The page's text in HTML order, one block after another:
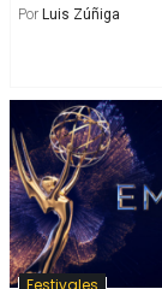
Por Luis Zúñiga
Festivales